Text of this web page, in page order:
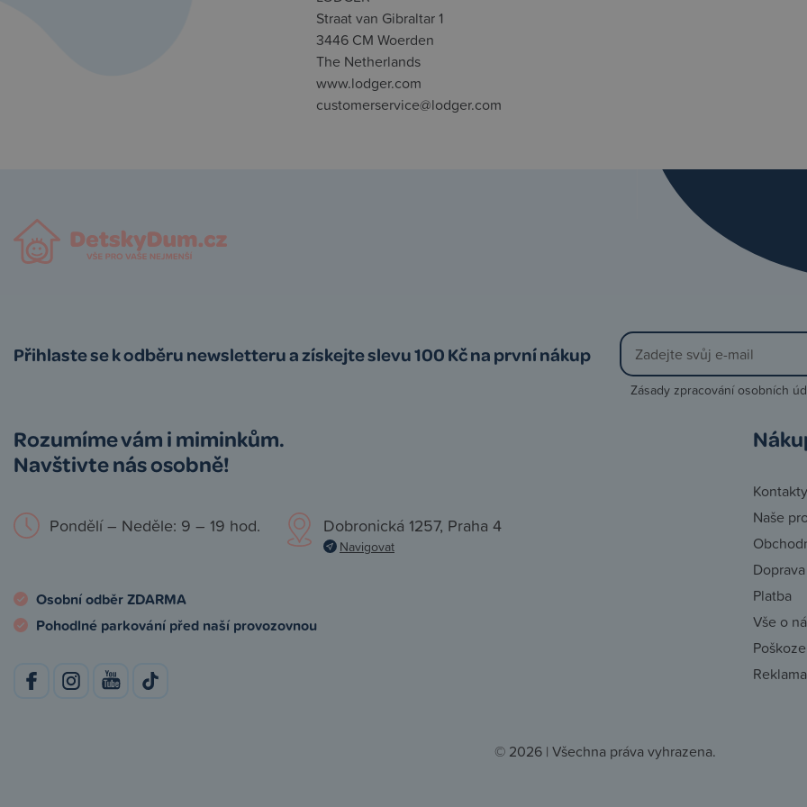
Straat van Gibraltar 1
3446 CM Woerden
The Netherlands
www.lodger.com
customerservice@lodger.com
Přihlaste se k odběru newsletteru a získejte slevu 100 Kč na první nákup
Zásady zpracování osobních
Rozumíme vám i miminkům.
Navštivte nás osobně!
Pondělí – Neděle: 9 – 19 hod. Dobronická 1257, Praha 4
Navigovat
Osobní odběr ZDARMA
Pohodlné parkování před naší provozovnou
Kontakty
Naše
Doprava
Platba
Vše o
© 2026 | Všechna práva vyhrazena.